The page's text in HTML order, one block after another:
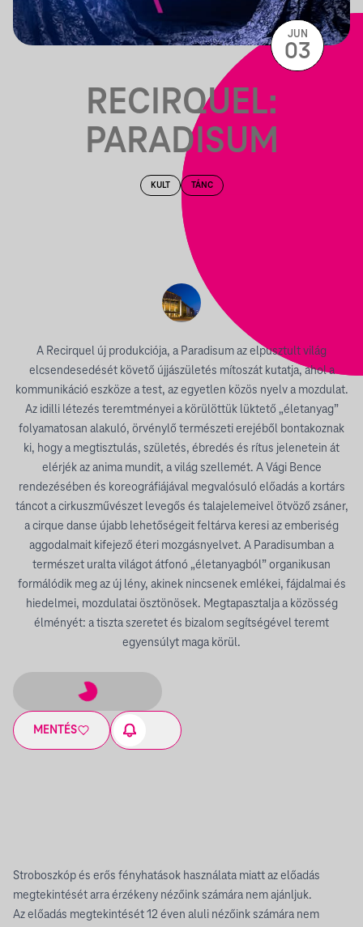
RECIRQUEL:
PARADISUM
KULT TÁNC
A Recirquel új produkciója, a Paradisum az elpusztult világ
elcsendesedését követő újjászületés mítoszát kutatja, ahol a
kommunikáció eszköze a test, az egyetlen közös nyelv a mozdulat.
Az idilli létezés teremtményei a körülöttük lüktető „életanyag”
folyamatosan alakuló, örvénylő természeti erejéből bontakoznak
ki, hogy a megtisztulás, születés, ébredés és rítus jelenetein át
elérjék az anima mundit, a világ szellemét. A Vági Bence
rendezésében és koreográfiájával megvalósuló előadás a kortárs
táncot a cirkuszművészet levegős és talajelemeivel ötvöző zsáner,
a cirque danse újabb lehetőségeit feltárva keresi az emberiség
aggodalmait kifejező éteri mozgásnyelvet. A Paradisumban a
természet uralta világot átfonó „életanyagból” organikusan
formálódik meg az új lény, akinek nincsenek emlékei, fájdalmai és
hiedelmei, mozdulatai ösztönösek. Megtapasztalja a közösség
élményét: a tiszta szeretet és bizalom segítségével teremt
egyensúlyt maga körül.
MENTÉS
JUN
03
Stroboszkóp és erős fényhatások használata miatt az előadás
megtekintését arra érzékeny nézőink számára nem ajánljuk.
Az előadás megtekintését 12 éven aluli nézőink számára nem